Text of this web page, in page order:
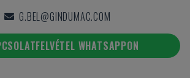
G.BEL@GINDUMAC.COM
WHATSAPPON